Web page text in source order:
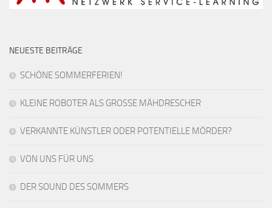
NEUESTE BEITRÄGE
SCHÖNE SOMMERFERIEN!
KLEINE ROBOTER ALS GROSSE MÄHDRESCHER
VERKANNTE KÜNSTLER ODER POTENTIELLE MÖRDER?
VON UNS FÜR UNS
DER SOUND DES SOMMERS